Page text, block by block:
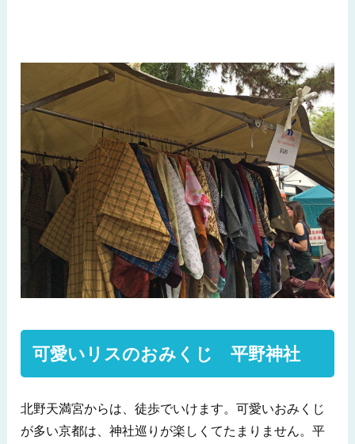
可愛いリスのおみくじ 平野神社
北野天満宮からは、徒歩でいけます。可愛いおみくじ
が多い京都は、神社巡りが楽しくてたまりません。平